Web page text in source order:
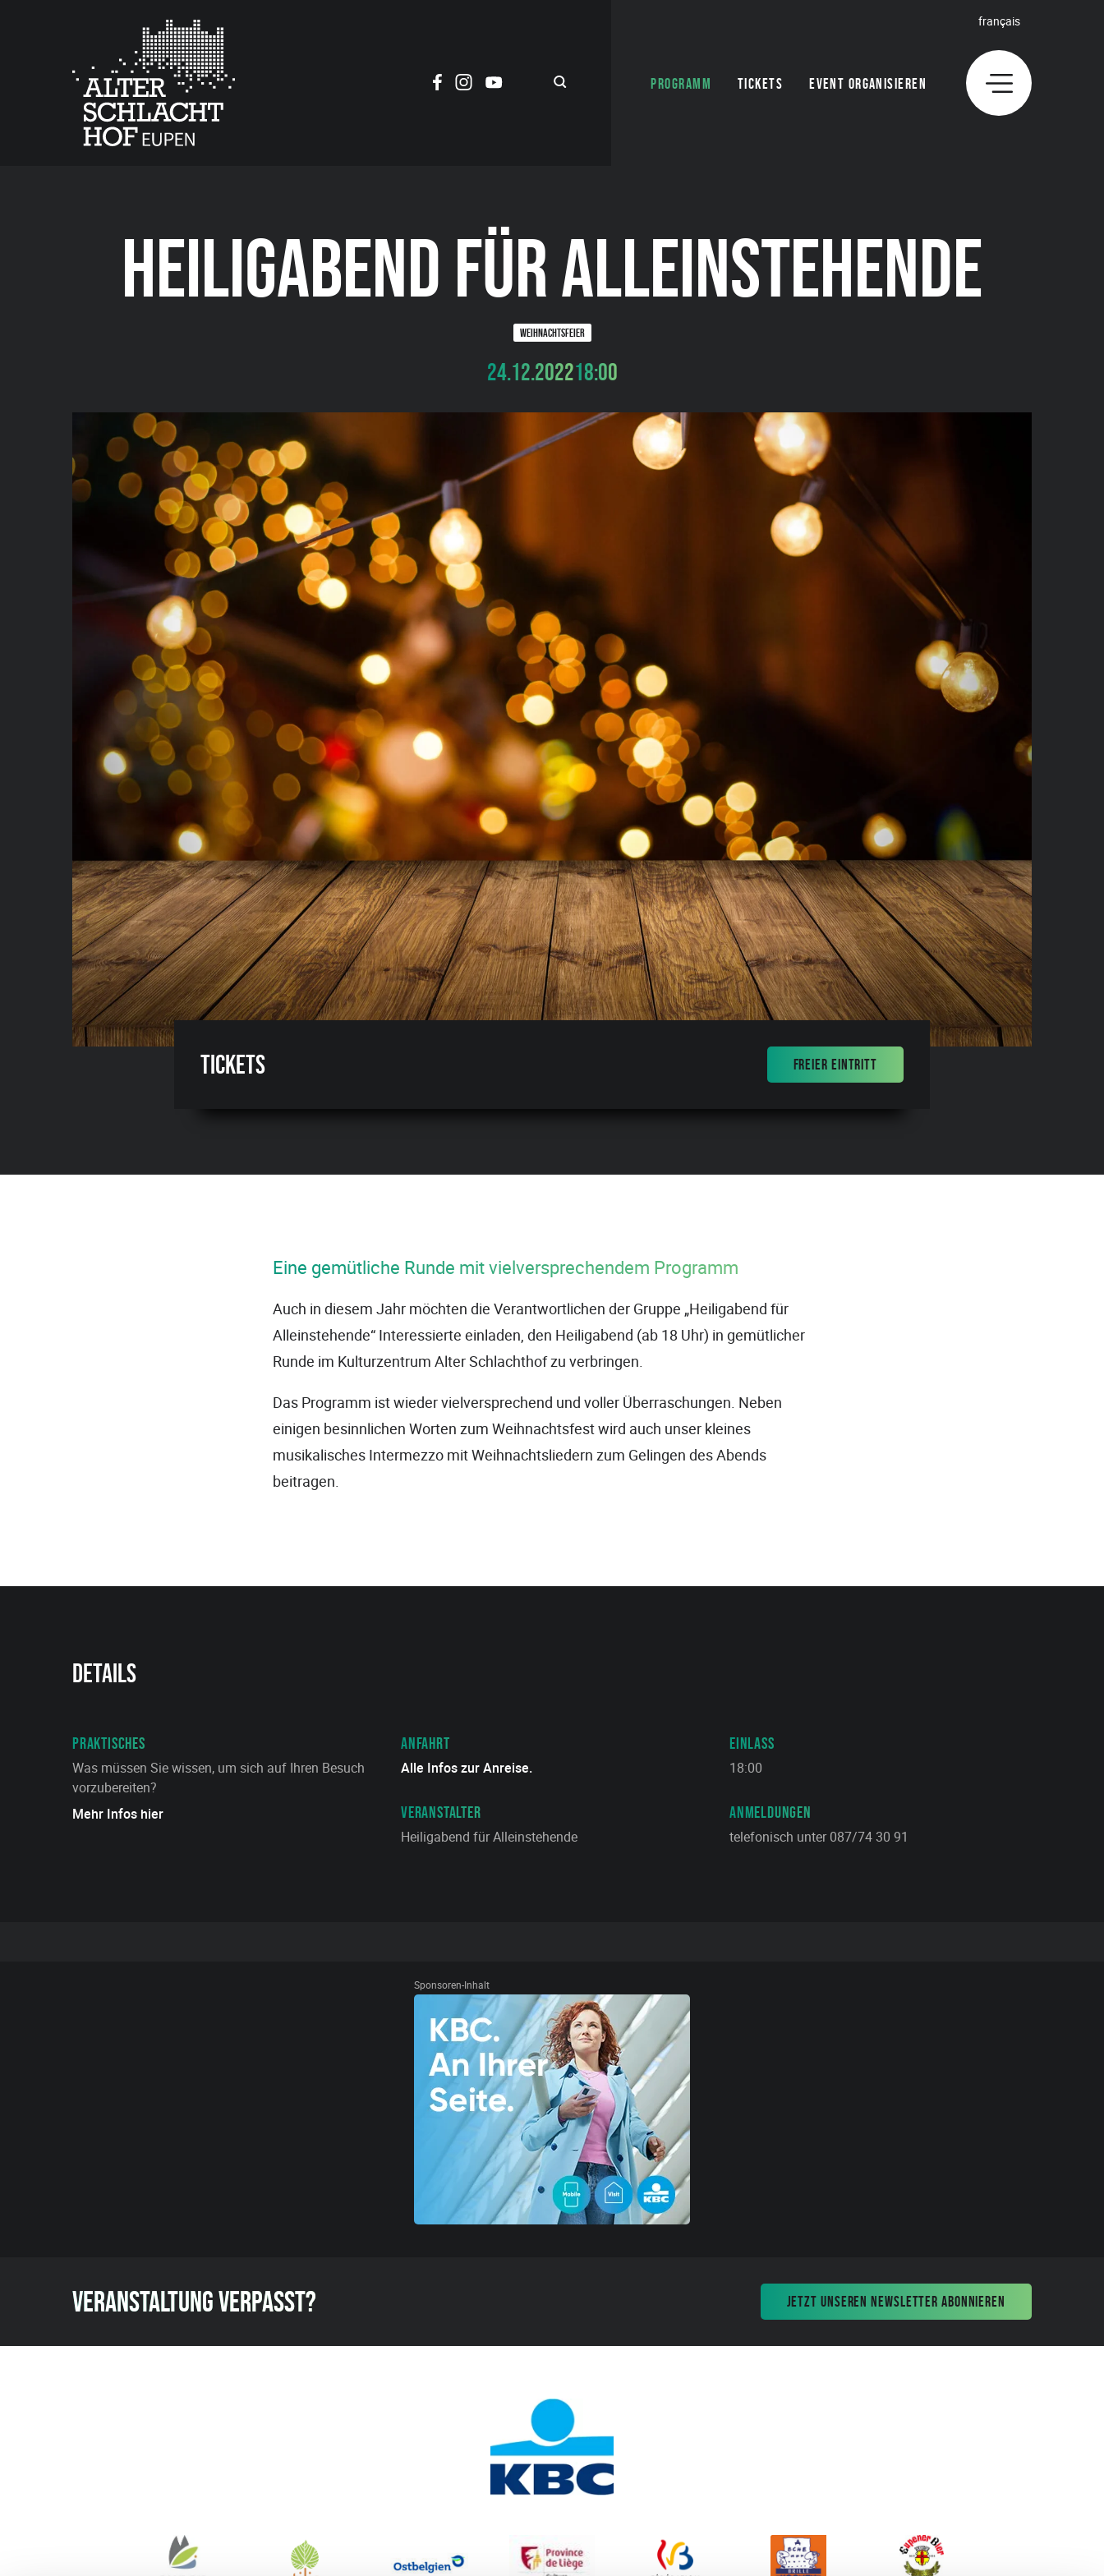
PROGRAMM TICKETS EVENT ORGANISIEREN
français
HEILIGABEND FÜR ALLEINSTEHENDE
WEIHNACHTSFEIER
24.12.202218:00
Tickets FREIER EINTRITT
Eine gemütliche Runde mit vielversprechendem Programm
Auch in diesem Jahr möchten die Verantwortlichen der Gruppe „Heiligabend für
Alleinstehende“ Interessierte einladen, den Heiligabend (ab 18 Uhr) in gemütlicher
Runde im Kulturzentrum Alter Schlachthof zu verbringen.
Das Programm ist wieder vielversprechend und voller Überraschungen. Neben
einigen besinnlichen Worten zum Weihnachtsfest wird auch unser kleines
musikalisches Intermezzo mit Weihnachtsliedern zum Gelingen des Abends
beitragen.
Details
PRAKTISCHES
Was müssen Sie wissen, um sich auf Ihren Besuch
vorzubereiten?
Mehr Infos hier
ANFAHRT
Alle Infos zur Anreise.
VERANSTALTER
Heiligabend für Alleinstehende
EINLASS
18:00
ANMELDUNGEN
telefonisch unter 087/74 30 91
Sponsoren-Inhalt
VERANSTALTUNG VERPASST? JETZT UNSEREN NEWSLETTER ABONNIEREN